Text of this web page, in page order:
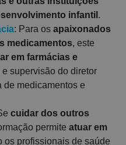
infantil .
: Para os apaixonados
medicamentos, este
em farmácias e
e supervisão do diretor
medicamentos e
cuidar dos outros
permite atuar em
os profissionais de saúde